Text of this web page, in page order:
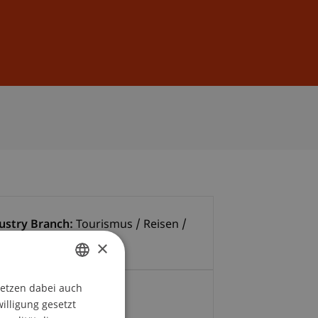
Branch: Tourismus / Reisen /
GERMAN
ENGLISH
×
dabei auch
gesetzt